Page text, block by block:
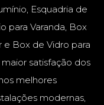
Esquadria de
para Varanda, Box
e Box de Vidro para
satisfação dos
melhores
modernas,